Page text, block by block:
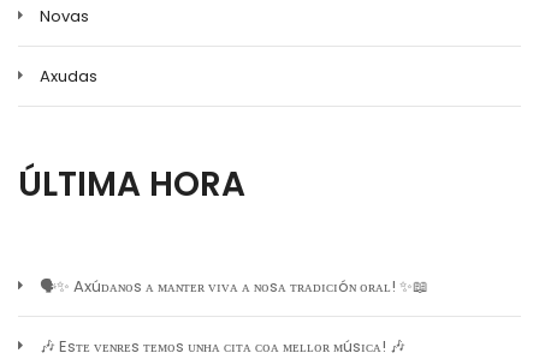
Novas
Axudas
ÚLTIMA HORA
🗣️✨ Axúᴅᴀɴᴏs ᴀ ᴍᴀɴᴛᴇʀ ᴠɪᴠᴀ ᴀ ɴᴏsᴀ ᴛʀᴀᴅɪᴄɪóɴ ᴏʀᴀʟ! ✨📖
🎶 Esᴛᴇ ᴠᴇɴʀᴇs ᴛᴇᴍᴏs ᴜɴʜᴀ ᴄɪᴛᴀ ᴄᴏᴀ ᴍᴇʟʟᴏʀ ᴍúsɪᴄᴀ! 🎶